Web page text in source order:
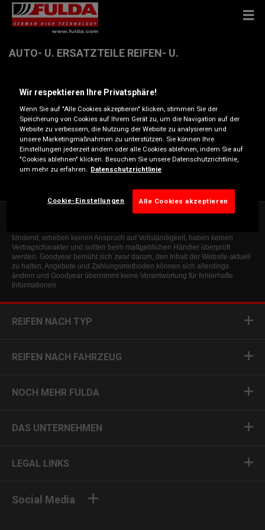
AUTO- U. ERSATZTEILE REIFEN- U.
Teichstr. 34 , 08412 WERDAU
Anfahrtsbeschreibung
fuchsbau51b@arcor.de
bindend, erheben keinen Anspruch auf Vollständigkeit, haben keinen
Vertragscharakter und sollten beim maßgeblichen Händler überprüft
werden. Goodyear bemüht sich zwar darum, den Inhalt der Website aktuell
zu halten, Angebote und Zahlungsmethoden können sich allerdings
ändern und Goodyear übernimmt keine Verantwortung für fehlerhafte
Informationen.
REIFEN NACH TYP
REIFEN NACH FAHRZEUG
NOCH MEHR FULDA
DAS UNTERNEHMEN
Social Media
LEGAL LINKS
Wir respektieren Ihre Privatsphäre!
Wenn Sie auf "Alle Cookies akzeptieren" klicken, stimmen Sie der
Speicherung von Cookies auf Ihrem Gerät zu, um die Navigation auf der
Website zu verbessern, die Nutzung der Website zu analysieren und
unsere Marketingmaßnahmen zu unterstützen. Sie können Ihre
Einstellungen jederzeit ändern oder alle Cookies ablehnen, indem Sie auf
"Cookies ablehnen" klicken. Besuchen Sie unsere Datenschutzrichtlinie,
um mehr zu erfahren. Datenschutzrichtlinie
Cookie-Einstellungen Alle Cookies akzeptieren